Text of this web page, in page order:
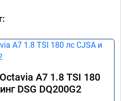
A7 1.8 TSI 180
DSG DQ200G2